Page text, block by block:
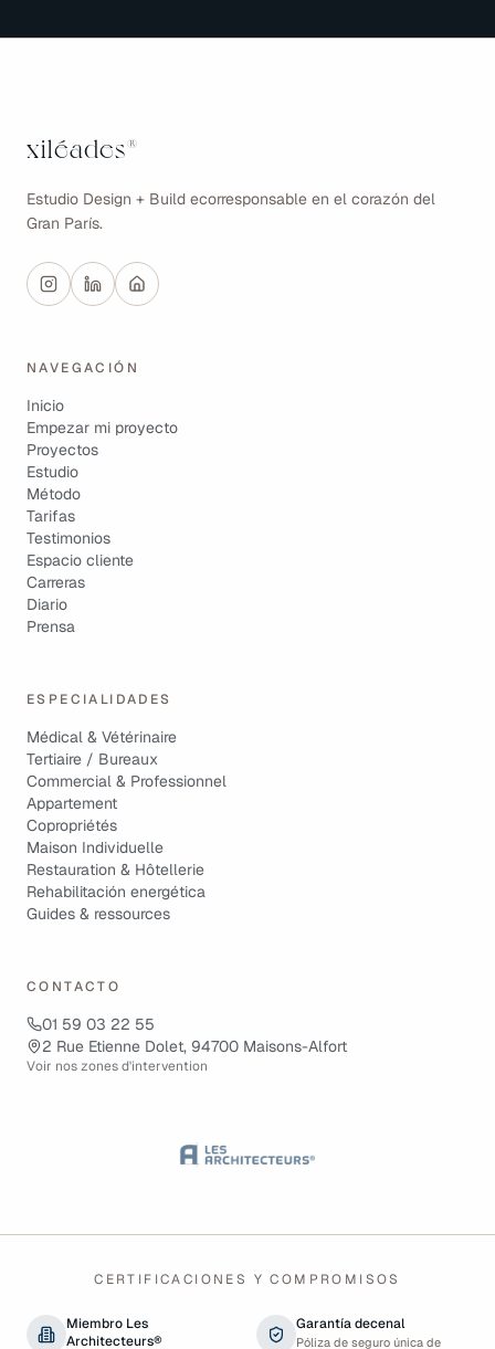
xiléades ®
Estudio Design + Build ecorresponsable en el corazón del
Gran París.
NAVEGACIÓN
Inicio
Empezar mi proyecto
Proyectos
Estudio
Método
Tarifas
Testimonios
Espacio cliente
Carreras
Diario
Prensa
ESPECIALIDADES
Médical & Vétérinaire
Tertiaire / Bureaux
Commercial & Professionnel
Appartement
Copropriétés
Maison Individuelle
Restauration & Hôtellerie
Rehabilitación energética
Guides & ressources
CONTACTO
01 59 03 22 55
2 Rue Etienne Dolet, 94700 Maisons-Alfort
Voir nos zones d'intervention
CERTIFICACIONES Y COMPROMISOS
Miembro Les
Architecteurs®
Garantía decenal
Póliza de seguro única de